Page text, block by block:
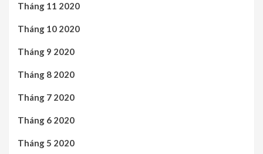
Tháng 11 2020
Tháng 10 2020
Tháng 9 2020
Tháng 8 2020
Tháng 7 2020
Tháng 6 2020
Tháng 5 2020